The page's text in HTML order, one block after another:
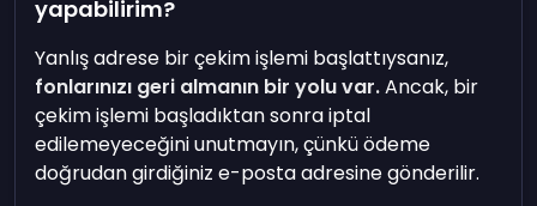
yapabilirim?
Yanlış adrese bir çekim işlemi başlattıysanız,
fonlarınızı geri almanın bir yolu var.Ancak, bir
çekim işlemi başladıktan sonra iptal
edilemeyeceğini unutmayın, çünkü ödeme
doğrudan girdiğiniz e-posta adresine gönderilir.